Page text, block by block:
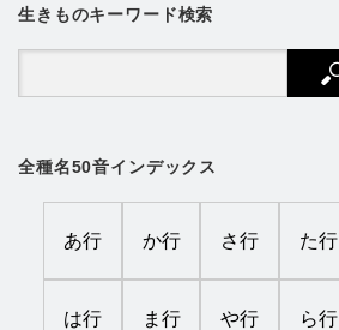
生きものキーワード検索
全種名50音インデックス
あ行 か行 さ行 た行
は行 ま行 や行 ら行